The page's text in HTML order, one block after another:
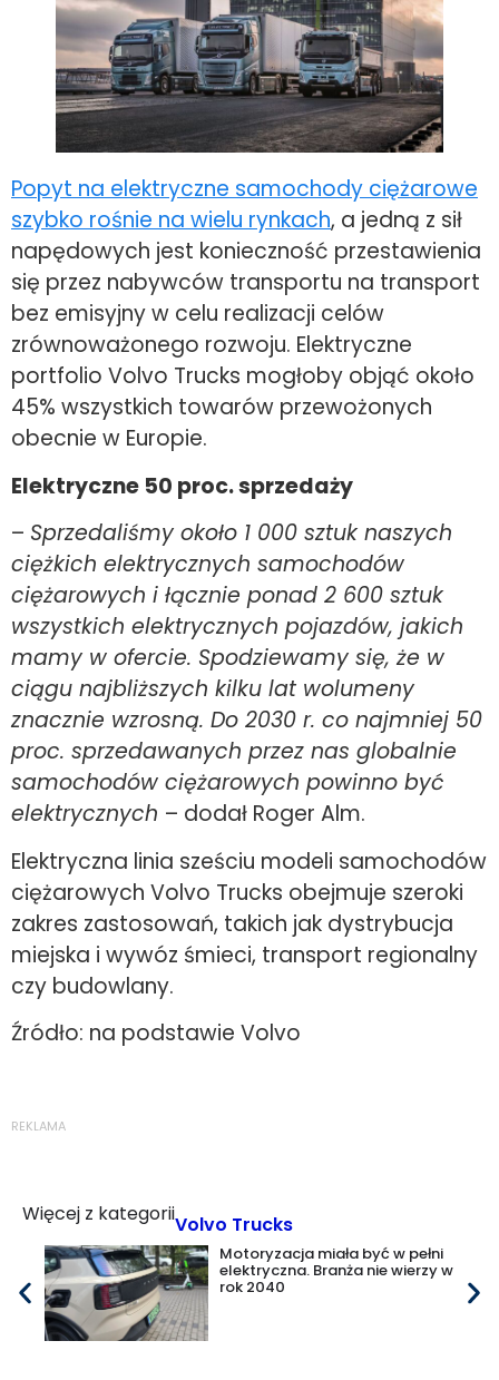
Popyt na elektryczne samochody ciężarowe
szybko rośnie na wielu rynkach, a jedną z sił
napędowych jest konieczność przestawienia
się przez nabywców transportu na transport
bez emisyjny w celu realizacji celów
zrównoważonego rozwoju. Elektryczne
portfolio Volvo Trucks mogłoby objąć około
45% wszystkich towarów przewożonych
obecnie w Europie.
Elektryczne 50 proc. sprzedaży
– Sprzedaliśmy około 1 000 sztuk naszych
ciężkich elektrycznych samochodów
ciężarowych i łącznie ponad 2 600 sztuk
wszystkich elektrycznych pojazdów, jakich
mamy w ofercie. Spodziewamy się, że w
ciągu najbliższych kilku lat wolumeny
znacznie wzrosną. Do 2030 r. co najmniej 50
proc. sprzedawanych przez nas globalnie
samochodów ciężarowych powinno być
elektrycznych – dodał Roger Alm.
Elektryczna linia sześciu modeli samochodów
ciężarowych Volvo Trucks obejmuje szeroki
zakres zastosowań, takich jak dystrybucja
miejska i wywóz śmieci, transport regionalny
czy budowlany.
Źródło: na podstawie Volvo
REKLAMA
Więcej z kategoriiVolvo Trucks
Motoryzacja miała być w pełni
elektryczna. Branża nie wierzy w
rok 2040